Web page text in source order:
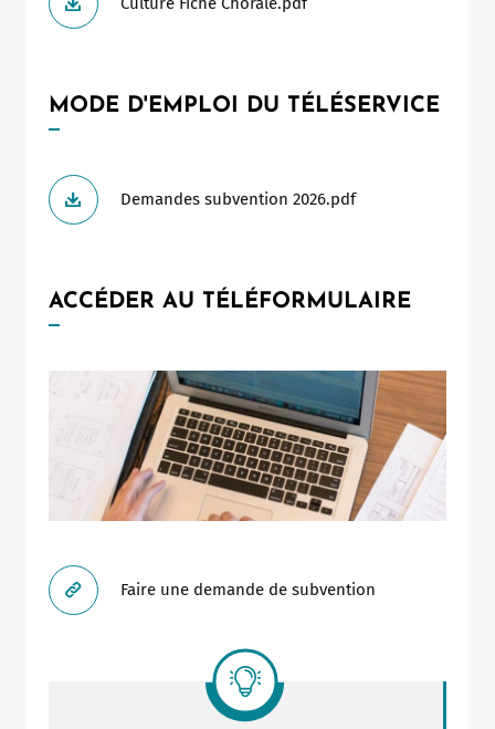
MODE D'EMPLOI DU TÉLÉSERVICE
Demandes subvention 2026.pdf
ACCÉDER AU TÉLÉFORMULAIRE
Faire une demande de subvention